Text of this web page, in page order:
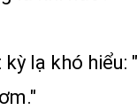
lạ khó